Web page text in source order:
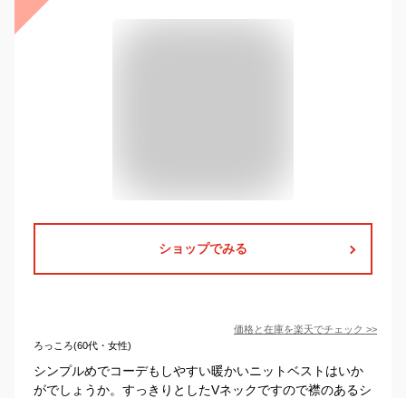
ショップでみる
価格と在庫を楽天でチェック >>
ろっころ(60代・女性)
シンプルめでコーデもしやすい暖かいニットベストはいか
がでしょうか。すっきりとしたVネックですので襟のあるシ